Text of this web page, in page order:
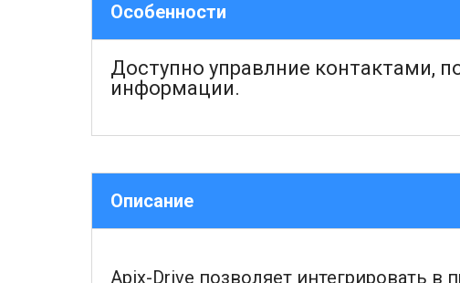
Особенности
Доступно управлние контактами,
информации.
Описание
Apix-Drive позволяет интегрировать